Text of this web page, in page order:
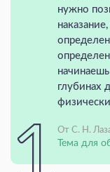
нужно
глубинах
физически
От С. Н.
Тема для